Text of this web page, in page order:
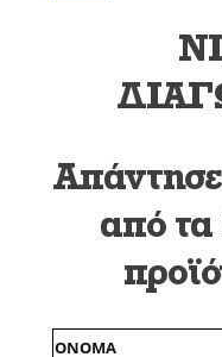
από τα
ONOMA